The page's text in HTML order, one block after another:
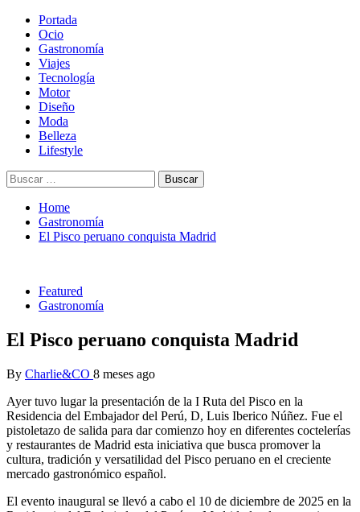
Skip
content
Magazine de gastronomía, belleza, ocio, viajes, motor, tecnología,
diseño…
Magazine de gastronomía, belleza, ocio, viajes, motor, tecnología,
diseño…
Primary
Menu
Portada
Ocio
Gastronomía
Viajes
Tecnología
Motor
Diseño
Moda
Belleza
Lifestyle
Buscar:
Home
Gastronomía
El Pisco peruano conquista Madrid
Featured
Gastronomía
El Pisco peruano conquista Madrid
By Charlie&CO 8 meses ago
Ayer tuvo lugar la presentación de la I Ruta del Pisco en la
Residencia del Embajador del Perú, D, Luis Iberico Núñez. Fue el
pistoletazo de salida para dar comienzo hoy en diferentes coctelerías
y restaurantes de Madrid esta iniciativa que busca promover la
cultura, tradición y versatilidad del Pisco peruano en el creciente
mercado gastronómico español.
El evento inaugural se llevó a cabo el 10 de diciembre de 2025 en la